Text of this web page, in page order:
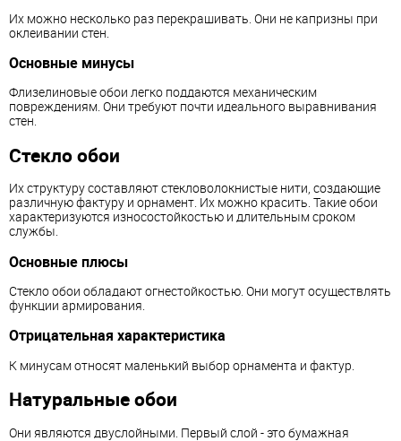
Их можно несколько раз перекрашивать. Они не капризны при
оклеивании стен.
Основные минусы
Флизелиновые обои легко поддаются механическим
повреждениям. Они требуют почти идеального выравнивания
стен.
Стекло обои
Их структуру составляют стекловолокнистые нити, создающие
различную фактуру и орнамент. Их можно красить. Такие обои
характеризуются износостойкостью и длительным сроком
службы.
Основные плюсы
Стекло обои обладают огнестойкостью. Они могут осуществлять
функции армирования.
Отрицательная характеристика
К минусам относят маленький выбор орнамента и фактур.
Натуральные обои
Они являются двуслойными. Первый слой - это бумажная